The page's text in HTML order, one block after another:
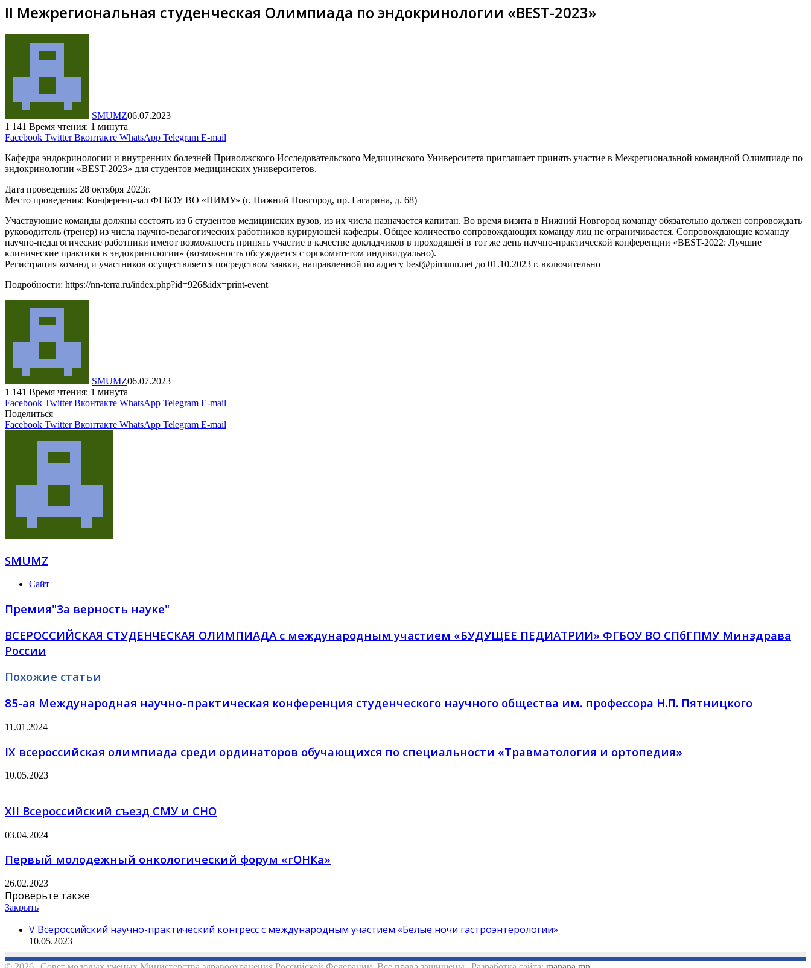
II Межрегиональная студенческая Олимпиада по эндокринологии «BEST-2023»
SMUMZ06.07.2023
1 141 Время чтения: 1 минута
Facebook Twitter Вконтакте WhatsApp Telegram E-mail
Кафедра эндокринологии и внутренних болезней Приволжского Исследовательского Медицинского Университета приглашает принять участие в Межрегиональной командной Олимпиаде по
эндокринологии «BEST-2023» для студентов медицинских университетов.
Дата проведения: 28 октября 2023г.
Место проведения: Конференц-зал ФГБОУ ВО «ПИМУ» (г. Нижний Новгород, пр. Гагарина, д. 68)
Участвующие команды должны состоять из 6 студентов медицинских вузов, из их числа назначается капитан. Во время визита в Нижний Новгород команду обязательно должен сопровождать
руководитель (тренер) из числа научно-педагогических работников курирующей кафедры. Общее количество сопровождающих команду лиц не ограничивается. Сопровождающие команду
научно-педагогические работники имеют возможность принять участие в качестве докладчиков в проходящей в тот же день научно-практической конференции «BEST-2022: Лучшие
клинические практики в эндокринологии» (возможность обсуждается с оргкомитетом индивидуально).
Регистрация команд и участников осуществляется посредством заявки, направленной по адресу best@pimunn.net до 01.10.2023 г. включительно
Подробности: https://nn-terra.ru/index.php?id=926&idx=print-event
SMUMZ06.07.2023
1 141 Время чтения: 1 минута
Facebook Twitter Вконтакте WhatsApp Telegram E-mail
Поделиться
Facebook Twitter Вконтакте WhatsApp Telegram E-mail
SMUMZ
Сайт
Премия"За верность науке"
ВСЕРОССИЙСКАЯ СТУДЕНЧЕСКАЯ ОЛИМПИАДА с международным участием «БУДУЩЕЕ ПЕДИАТРИИ» ФГБОУ ВО СПбГПМУ Минздрава
России
Похожие статьи
85-ая Международная научно-практическая конференция студенческого научного общества им. профессора Н.П. Пятницкого
11.01.2024
IX всероссийская олимпиада среди ординаторов обучающихся по специальности «Травматология и ортопедия»
10.05.2023
XII Всероссийский съезд СМУ и СНО
03.04.2024
Первый молодежный онкологический форум «гОНКа»
26.02.2023
Проверьте также
Закрыть
V Всероссийский научно-практический конгресс с международным участием «Белые ночи гастроэнтерологии»
10.05.2023